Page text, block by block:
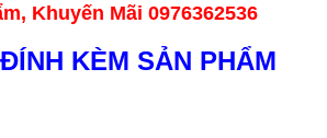
Khuyến Mãi 0976362536
KÈM SẢN PHẨM